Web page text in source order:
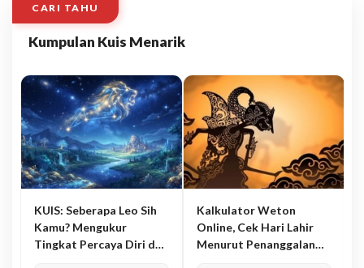
CARI TAHU
Kumpulan Kuis Menarik
KUIS: Seberapa Leo Sih
Kamu? Mengukur
Tingkat Percaya Diri dan
Kalkulator Weton
Online, Cek Hari Lahir
Menurut Penanggalan